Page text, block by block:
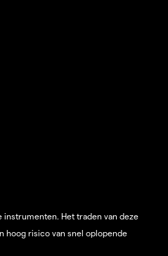
Het traden van deze
hoog risico van snel oplopende